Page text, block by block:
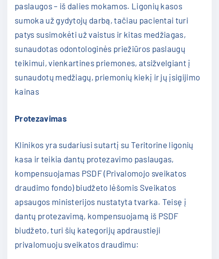
paslaugos – iš dalies mokamos. Ligonių kasos
sumoka už gydytojų darbą, tačiau pacientai turi
patys susimokėti už vaistus ir kitas medžiagas,
sunaudotas odontologinės priežiūros paslaugų
teikimui, vienkartines priemones, atsižvelgiant į
sunaudotų medžiagų, priemonių kiekį ir jų įsigijimo
kainas
Protezavimas
Klinikos yra sudariusi sutartį su Teritorine ligonių
kasa ir teikia dantų protezavimo paslaugas,
kompensuojamas PSDF (Privalomojo sveikatos
draudimo fondo) biudžeto lėšomis Sveikatos
apsaugos ministerijos nustatyta tvarka. Teisę į
dantų protezavimą, kompensuojamą iš PSDF
biudžeto, turi šių kategorijų apdraustieji
privalomuoju sveikatos draudimu: